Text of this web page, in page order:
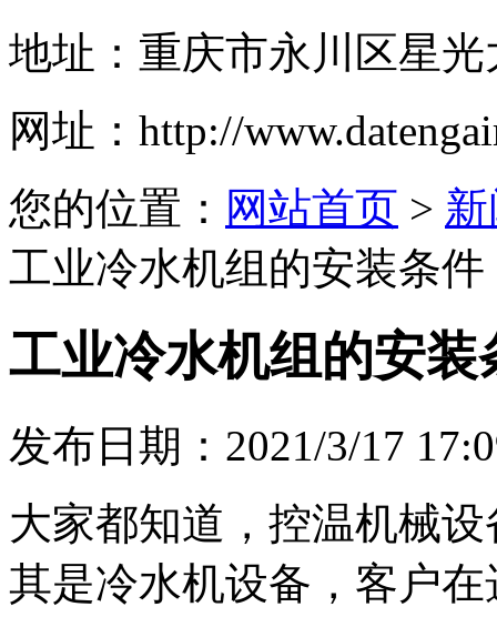
地址： 重庆市永川区星
网址： http://
您的位置： 网站首页 >
工业冷水机组的安装条件
工业冷水机组的安装
发布日期：2021/3/17
大家都知道，控温机械
其是冷水机设备，客户